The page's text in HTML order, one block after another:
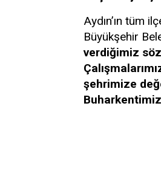
Aydın’ın tüm
Büyükşehir
verdiğimiz
şehrimize